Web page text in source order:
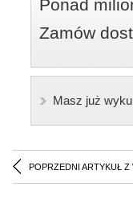
Ponad
Zamów
Masz już
POPRZEDNI ARTYKUŁ Z